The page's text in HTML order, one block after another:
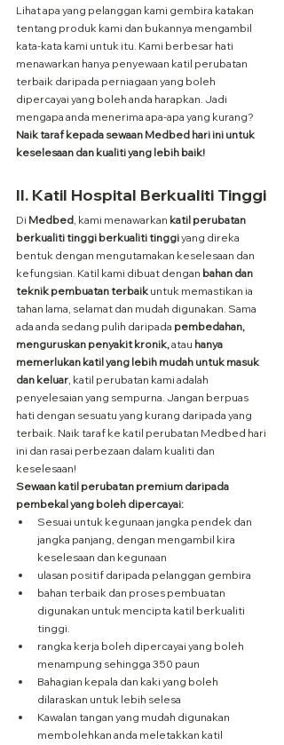
Lihat apa yang pelanggan kami gembira katakan
tentang produk kami dan bukannya mengambil
kata-kata kami untuk itu. Kami berbesar hati
menawarkan hanya penyewaan katil perubatan
terbaik daripada perniagaan yang boleh
dipercayai yang boleh anda harapkan. Jadi
mengapa anda menerima apa-apa yang kurang?
Naik taraf kepada sewaan Medbed hari ini untuk
keselesaan dan kualiti yang lebih baik!
II. Katil Hospital Berkualiti Tinggi
Di Medbed, kami menawarkan katil perubatan
berkualiti tinggi berkualiti tinggi yang direka
bentuk dengan mengutamakan keselesaan dan
kefungsian. Katil kami dibuat dengan bahan dan
teknik pembuatan terbaik untuk memastikan ia
tahan lama, selamat dan mudah digunakan. Sama
ada anda sedang pulih daripada pembedahan,
menguruskan penyakit kronik, atau hanya
memerlukan katil yang lebih mudah untuk masuk
dan keluar, katil perubatan kami adalah
penyelesaian yang sempurna. Jangan berpuas
hati dengan sesuatu yang kurang daripada yang
terbaik. Naik taraf ke katil perubatan Medbed hari
ini dan rasai perbezaan dalam kualiti dan
keselesaan!
Sewaan katil perubatan premium daripada
pembekal yang boleh dipercayai:
Sesuai untuk kegunaan jangka pendek dan
jangka panjang, dengan mengambil kira
keselesaan dan kegunaan
ulasan positif daripada pelanggan gembira
bahan terbaik dan proses pembuatan
digunakan untuk mencipta katil berkualiti
tinggi.
rangka kerja boleh dipercayai yang boleh
menampung sehingga 350 paun
Bahagian kepala dan kaki yang boleh
dilaraskan untuk lebih selesa
Kawalan tangan yang mudah digunakan
membolehkan anda meletakkan katil